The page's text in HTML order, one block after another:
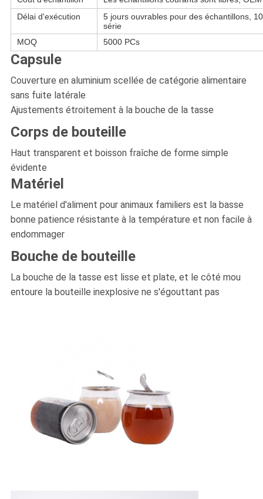
Délai d'exécution
5 jours ouvrables pour des échantillons,
série
MOQ
5000 PCs
Capsule
Couverture en aluminium scellée de catégorie alimentaire
sans fuite latérale
Ajustements étroitement à la bouche de la tasse
Corps de bouteille
Haut transparent et boisson fraîche de forme simple
évidente
Matériel
Le matériel d'aliment pour animaux familiers est la basse
bonne patience résistante à la température et non facile à
endommager
Bouche de bouteille
La bouche de la tasse est lisse et plate, et le côté mou
entoure la bouteille inexplosive ne s'égouttant pas